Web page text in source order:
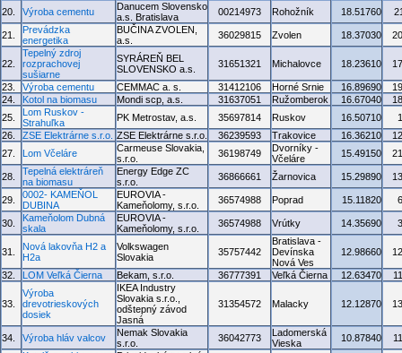
20. Výroba cementu
Danucem Slovensko
a.s. Bratislava
00214973 Rohožník 18.51760
21.
Prevádzka
energetika
BUČINA ZVOLEN,
a.s.
36029815 Zvolen 18.37030
22.
Tepelný zdroj
rozprachovej
sušiarne
SYRÁREŇ BEL
SLOVENSKO a.s.
31651321 Michalovce 18.23610
23. Výroba cementu CEMMAC a. s. 31412106 Horné Srnie 16.89690
24.
Kotol na biomasu Mondi scp, a.s. 31637051 Ružomberok 16.67040
25.
Lom Ruskov -
Strahuľka
PK Metrostav, a.s. 35697814 Ruskov 16.50710
26.
ZSE Elektrárne s.r.o. ZSE Elektrárne s.r.o. 36239593 Trakovice 16.36210
27.
Lom Včeláre
Carmeuse Slovakia,
s.r.o.
36198749
Dvorníky -
Včeláre
15.49150
28.
Tepelná elektráreň
na biomasu
Energy Edge ZC
s.r.o.
36866661 Žarnovica 15.29890
29.
0002- KAMEŇOL
DUBINA
EUROVIA -
Kameňolomy, s.r.o.
36574988 Poprad 15.11820
30.
Kameňolom Dubná
skala
EUROVIA -
Kameňolomy, s.r.o.
36574988 Vrútky 14.35690
31.
Nová lakovňa H2 a
H2a
Volkswagen
Slovakia
35757442
Bratislava -
Devínska
Nová Ves
12.98660
32. LOM Veľká Čierna Bekam, s.r.o. 36777391 Veľká Čierna 12.63470
33.
Výroba
drevotrieskových
dosiek
IKEA Industry
Slovakia s.r.o.,
odštepný závod
Jasná
31354572 Malacky 12.12870
34. Výroba hláv valcov
Nemak Slovakia
s.r.o.
36042773
Ladomerská
Vieska
10.87840